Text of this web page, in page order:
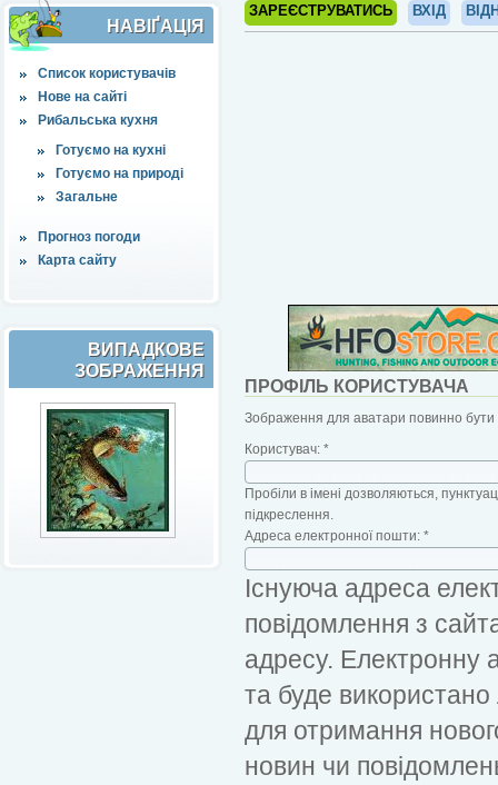
НАВІҐАЦІЯ
Список користувачів
Нове на сайті
Рибальська кухня
Готуємо на кухні
Готуємо на природі
Загальне
Прогноз погоди
Карта сайту
ВИПАДКОВЕ
ЗОБРАЖЕННЯ
ЗАРЕЄСТРУВАТИСЬ ВХІД
ПРОФІЛЬ КОРИСТУВАЧА
Зображення для аватари повинно бути
Користувач: *
Пробіли в імені дозволяються,
підкреслення.
Адреса електронної пошти: *
Існуюча адреса
повідомлення з
адресу. Електронну
та буде
для отримання
новин чи